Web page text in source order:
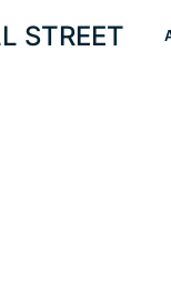
STREET